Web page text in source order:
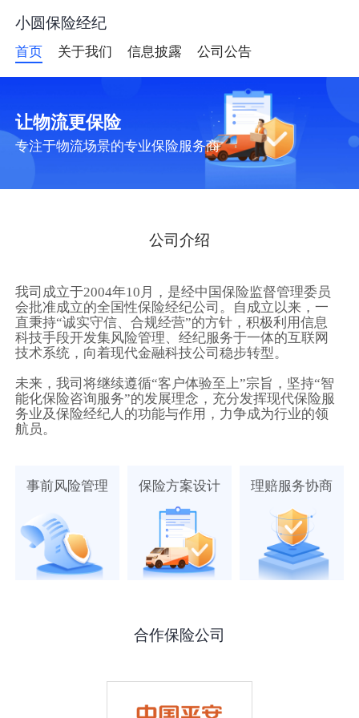
小圆保险经纪
首页 关于我们 信息披露 公司公告
让物流更保险
专注于物流场景的专业保险服务商
公司介绍
我司成立于2004年10月，是经中国保险监督管理委员
会批准成立的全国性保险经纪公司。自成立以来，一
直秉持“诚实守信、合规经营”的方针，积极利用信息
科技手段开发集风险管理、经纪服务于一体的互联网
技术系统，向着现代金融科技公司稳步转型。
未来，我司将继续遵循“客户体验至上”宗旨，坚持“智
能化保险咨询服务”的发展理念，充分发挥现代保险服
务业及保险经纪人的功能与作用，力争成为行业的领
航员。
事前风险管理 保险方案设计 理赔服务协商
合作保险公司